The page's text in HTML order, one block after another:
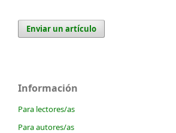
Enviar un artículo
Información
Para lectores/as
Para autores/as